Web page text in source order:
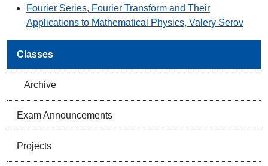
Classes
Archive
Exam Announcements
Projects
Fourier Series, Fourier Transform and Their
Applications to Mathematical Physics, Valery Serov